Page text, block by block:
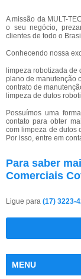
A missão da MULT-
o seu negócio,
clientes de todo o
Conhecendo nossa
limpeza robotizada de
plano de manutenção
contrato de
limpeza de dutos
Possuímos uma
contato para obter
com limpeza de dutos
Por isso, entre em
Para saber
Comerciais
Ligue para (17) 3223-
MENU